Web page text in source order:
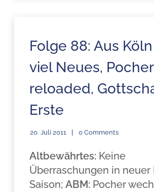
Folge 88: Aus
viel Neues, Pocher
reloaded,
Erste
20. Juli 2011 0 Comments
Altbewährtes: Keine
Überraschungen in neuer
Saison;ABM: Pocher